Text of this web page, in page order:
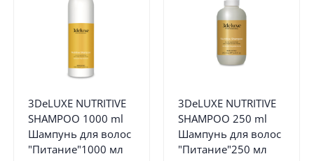
3DeLUXE NUTRITIVE
SHAMPOO 1000 ml
Шампунь для волос
"Питание"1000 мл
3DeLUXE NUTRITIVE
SHAMPOO 250 ml
Шампунь для волос
"Питание"250 мл